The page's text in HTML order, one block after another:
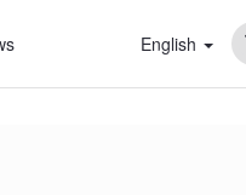
English